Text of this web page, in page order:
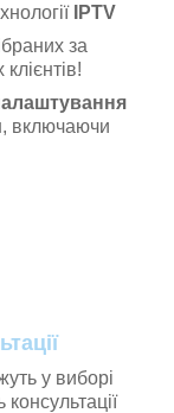
IPTV
за
, включаючи
у виборі